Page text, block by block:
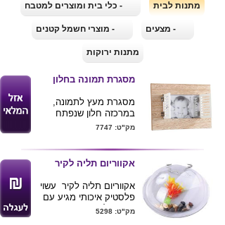
מתנות לבית - כלי בית ומוצרים למטבח
- מצעים - מוצרי חשמל קטנים
מתנות ירוקות
מסגרת תמונה בחלון
מסגרת מעץ לתמונה,
במרכזה חלון שנפתח
ונסגר ובתוכו ממוקמת
מקסים ודקורטיבי, עיצוב
מודרני עם נגיעה של
וינטאג' אשר משדרגת את
חלל החדר/ המשרד.
מתאימה לתמונה בגודל
4*6 אינץ' , 17*22 ס"מ.
ניתן להדפיס לוגו על גבי
מק"ט: 7747
אקווריום תליה לקיר
אקווריום תליה לקיר עשוי
פלסטיק איכותי מגיע עם
צמח מלאכותי .
מק"ט: 5298